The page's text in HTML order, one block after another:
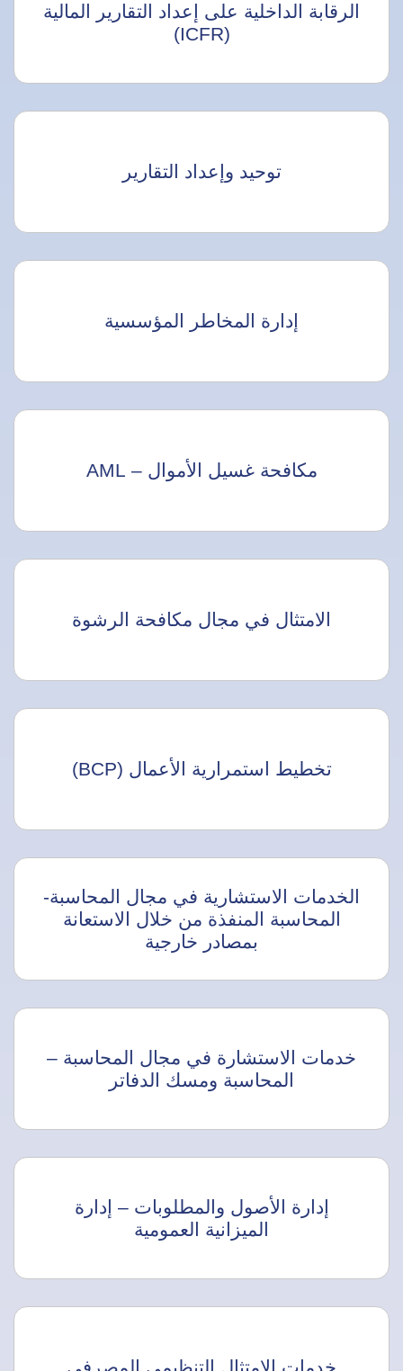
الرقابة الداخلية على إعداد التقارير المالية
(ICFR)
توحيد وإعداد التقارير
إدارة المخاطر المؤسسية
مكافحة غسيل الأموال – AML
الامتثال في مجال مكافحة الرشوة
تخطيط استمرارية الأعمال (BCP)
الخدمات الاستشارية في مجال المحاسبة-
المحاسبة المنفذة من خلال الاستعانة
بمصادر خارجية
خدمات الاستشارة في مجال المحاسبة –
المحاسبة ومسك الدفاتر
إدارة الأصول والمطلوبات – إدارة
الميزانية العمومية